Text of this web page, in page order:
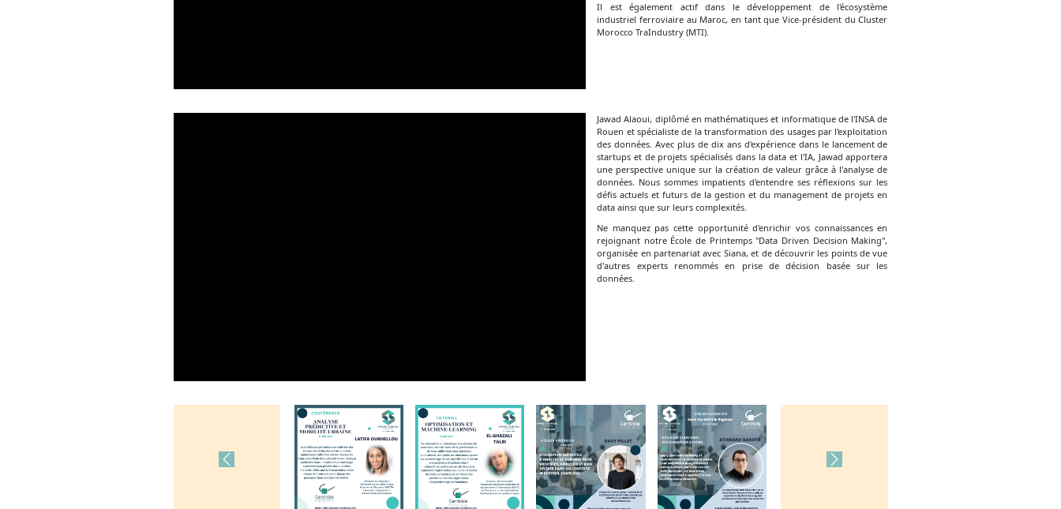
Il est également actif dans le développement de l'écosystème
industriel ferroviaire au Maroc, en tant que Vice-président du Cluster
Morocco TraIndustry (MTI).
Jawad Alaoui, diplômé en mathématiques et informatique de l'INSA de
Rouen et spécialiste de la transformation des usages par l'exploitation
des données. Avec plus de dix ans d'expérience dans le lancement de
startups et de projets spécialisés dans la data et l'IA, Jawad apportera
une perspective unique sur la création de valeur grâce à l'analyse de
données. Nous sommes impatients d'entendre ses réflexions sur les
défis actuels et futurs de la gestion et du management de projets en
data ainsi que sur leurs complexités.
Ne manquez pas cette opportunité d'enrichir vos connaissances en
rejoignant notre École de Printemps "Data Driven Decision Making",
organisée en partenariat avec Siana, et de découvrir les points de vue
d'autres experts renommés en prise de décision basée sur les
données.
Previous Next